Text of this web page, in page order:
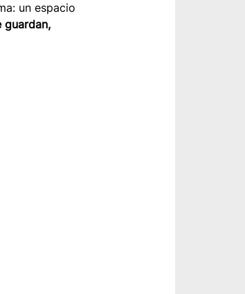
un espacio